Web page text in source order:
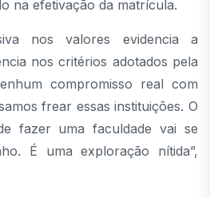
na efetivação da matrícula.
nos valores evidencia a
nos critérios adotados pela
compromisso real com
frear essas instituições. O
fazer uma faculdade vai se
É uma exploração nítida”,